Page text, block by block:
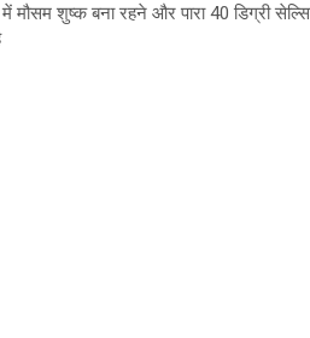
मौसम शुष्क बना रहने और पारा 40 डिग्री